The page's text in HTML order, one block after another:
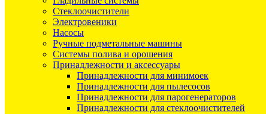
Стеклоочистители
Электровеники
Насосы
Ручные подметальные машины
Системы полива и орошения
Принадлежности и аксессуары
Принадлежности для минимоек
Принадлежности для пылесосов
Принадлежности для парогенераторов
Принадлежности для стеклоочистителей